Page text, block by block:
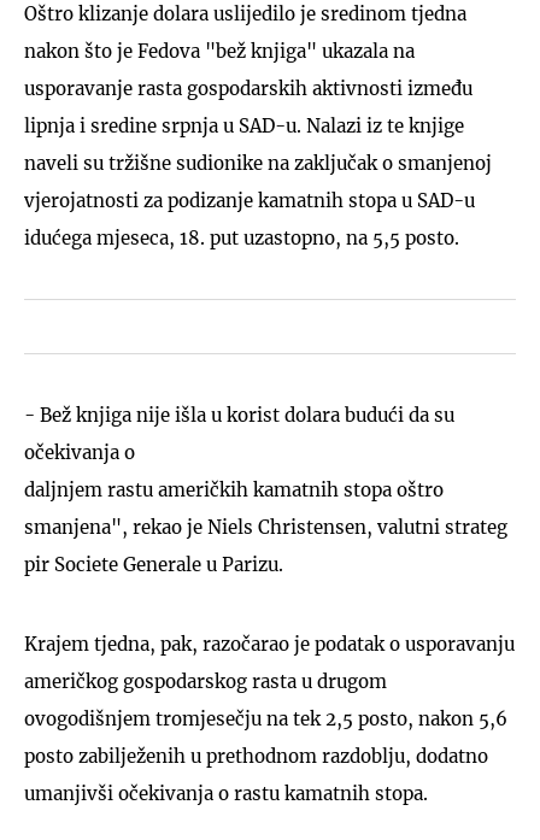
Oštro klizanje dolara uslijedilo je sredinom tjedna
nakon što je Fedova "bež knjiga" ukazala na
usporavanje rasta gospodarskih aktivnosti između
lipnja i sredine srpnja u SAD-u. Nalazi iz te knjige
naveli su tržišne sudionike na zaključak o smanjenoj
vjerojatnosti za podizanje kamatnih stopa u SAD-u
idućega mjeseca, 18. put uzastopno, na 5,5 posto.
- Bež knjiga nije išla u korist dolara budući da su
očekivanja o
daljnjem rastu američkih kamatnih stopa oštro
smanjena", rekao je Niels Christensen, valutni strateg
pir Societe Generale u Parizu.
Krajem tjedna, pak, razočarao je podatak o usporavanju
američkog gospodarskog rasta u drugom
ovogodišnjem tromjesečju na tek 2,5 posto, nakon 5,6
posto zabilježenih u prethodnom razdoblju, dodatno
umanjivši očekivanja o rastu kamatnih stopa.